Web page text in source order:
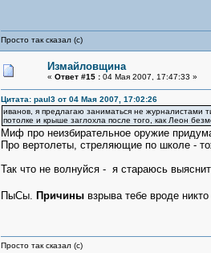
Просто так сказал (с)
Измайловщина
« Ответ #15 :04 Мая 2007, 17:47:33 »
Цитата: paul3 от 04 Мая 2007, 17:02:26
иванов, я предлагаю заниматься не журналистами
потолке и крыше заглохла после того, как Леон
Миф про неизбирательное оружие
Про вертолеты, стреляющие по школе -
Так что не волнуйся - я стараюсь
ПыСы. Причинывзрыва тебе вроде
Просто так сказал (с)